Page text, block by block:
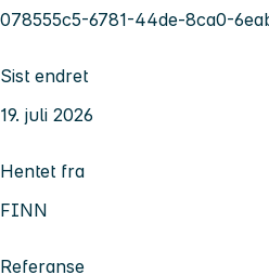
078555c5-6781-44de-8ca0-
Sist endret
19. juli 2026
Hentet fra
FINN
Referanse